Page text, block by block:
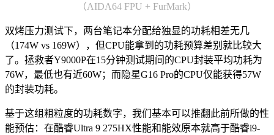
（AIDA64 FPU + FurMark）
双烤压力测试下，两台笔记本分配给独显的功耗相差无几
（174W vs 169W），但CPU能拿到的功耗预算差别就比较大
了。拯救者Y9000P在15分钟测试期间的CPU封装平均功耗为
76W，最低也有近60W；而隐星G16 Pro的CPU仅能获得57W
的封装功耗。
基于这组粗粒度的功耗数字，我们基本可以推翻此前所做的性
能预估：在酷睿Ultra 9 275HX性能和能效原本就高于酷睿i9-